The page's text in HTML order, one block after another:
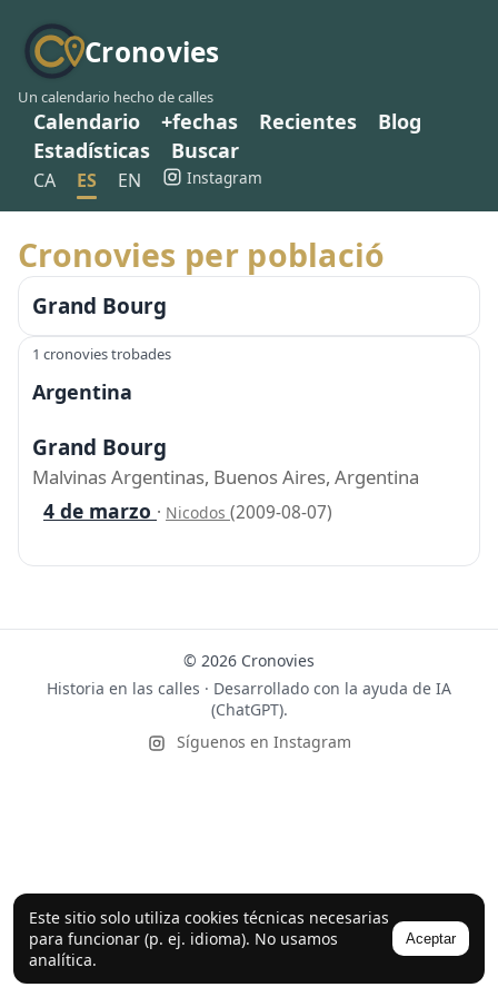
Cronovies
Un calendario hecho de calles
Calendario +fechas Recientes
Blog
Estadísticas
Buscar
CA ES EN Instagram
Este sitio solo utiliza cookies técnicas necesarias
para funcionar (p. ej. idioma). No usamos
analítica.
Aceptar
Cronovies per població
Grand Bourg
1 cronovies trobades
Argentina
Grand Bourg
Malvinas Argentinas, Buenos Aires, Argentina
4 de marzo · Nicodos (2009-08-07)
© 2026 Cronovies
Historia en las calles · Desarrollado con la ayuda de IA
(ChatGPT).
Síguenos en Instagram